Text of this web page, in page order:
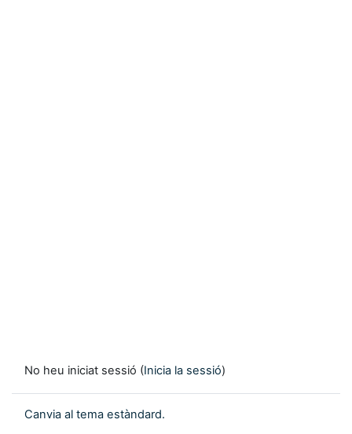
No heu iniciat sessió (Inicia la sessió)
Canvia al tema estàndard.